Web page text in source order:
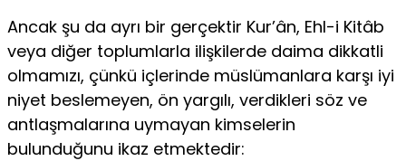
Ancak şu da ayrı bir gerçektir Kur’ân, Ehl-i Kitâb
veya diğer toplumlarla ilişkilerde daima dikkatli
olmamızı, çünkü içlerinde müslümanlara karşı iyi
niyet beslemeyen, ön yargılı, verdikleri söz ve
antlaşmalarına uymayan kimselerin
bulunduğunu ikaz etmektedir: